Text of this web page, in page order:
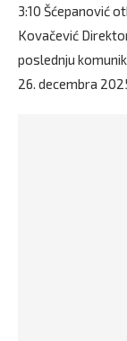
3:10 Šćepanović
Kovačević
poslednju
26. decembra